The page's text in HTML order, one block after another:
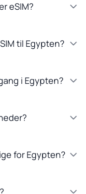
eSIM?
til Egypten?
i Egypten?
for Egypten?